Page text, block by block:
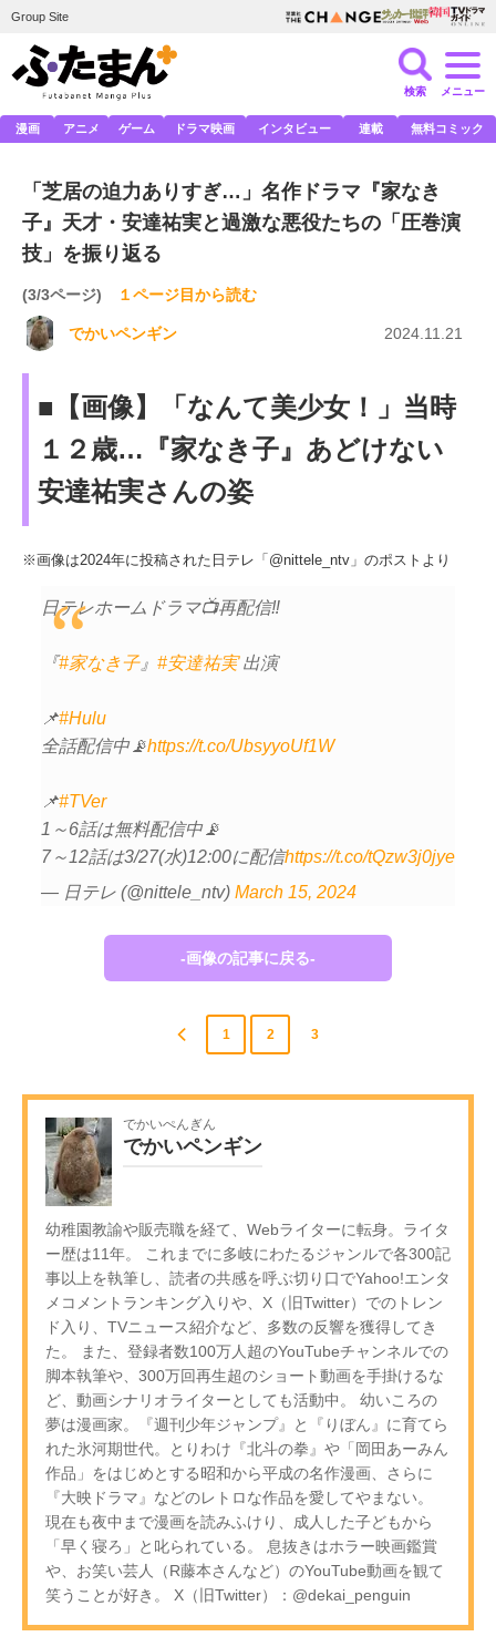
Group Site
検索 メニュー
漫画 アニメ ゲーム ドラマ映画 インタビュー 連載 無料コミック
「芝居の迫力ありすぎ…」名作ドラマ『家なき
子』天才・安達祐実と過激な悪役たちの「圧巻演
技」を振り返る
(3/3ページ) １ページ目から読む
でかいペンギン 2024.11.21
■【画像】「なんて美少女！」当時
１２歳…『家なき子』あどけない
安達祐実さんの姿
※画像は2024年に投稿された日テレ「@nittele_ntv」のポストより
日テレホームドラマ📺再配信‼️
『#家なき子』 #安達祐実出演
📌#Hulu
全話配信中📡https://t.co/UbsyyoUf1W
📌#TVer
1～6話は無料配信中📡
7～12話は3/27(水)12:00に配信https://t.co/tQzw3j0jye
— 日テレ (@nittele_ntv) March 15, 2024
-画像の記事に戻る-
1 2 3
でかいぺんぎん
でかいペンギン
幼稚園教諭や販売職を経て、Webライターに転身。ライタ
ー歴は11年。 これまでに多岐にわたるジャンルで各300記
事以上を執筆し、読者の共感を呼ぶ切り口でYahoo!エンタ
メコメントランキング入りや、X（旧Twitter）でのトレン
ド入り、TVニュース紹介など、多数の反響を獲得してき
た。 また、登録者数100万人超のYouTubeチャンネルでの
脚本執筆や、300万回再生超のショート動画を手掛けるな
ど、動画シナリオライターとしても活動中。 幼いころの
夢は漫画家。『週刊少年ジャンプ』と『りぼん』に育てら
れた氷河期世代。とりわけ『北斗の拳』や「岡田あーみん
作品」をはじめとする昭和から平成の名作漫画、さらに
『大映ドラマ』などのレトロな作品を愛してやまない。
現在も夜中まで漫画を読みふけり、成人した子どもから
「早く寝ろ」と叱られている。 息抜きはホラー映画鑑賞
や、お笑い芸人（R藤本さんなど）のYouTube動画を観て
笑うことが好き。 X（旧Twitter）：@dekai_penguin